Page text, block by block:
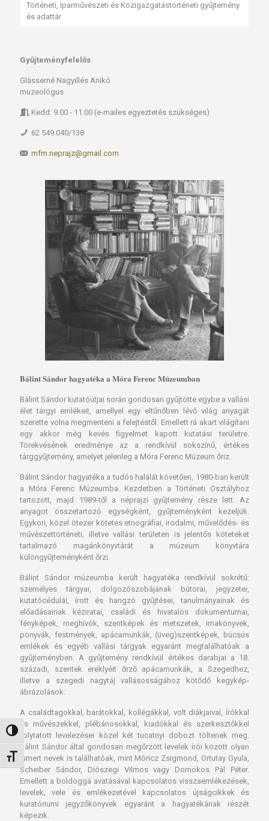
Nagy kontraszt váltása
Betűméret váltása
Történeti, Iparművészeti és Közigazgatástörténeti gyűjtemény
és adattár
Gyűjteményfelelős
Glässerné Nagyillés Anikó
muzeológus
Kedd: 9.00 - 11.00 (e-mailes egyeztetés szükséges)
62 549 040/138
mfm.neprajz@gmail.com
Bálint Sándor hagyatéka a Móra Ferenc Múzeumban
Bálint Sándor kutatóútjai során gondosan gyűjtötte egybe a vallási
élet tárgyi emlékeit, amellyel egy eltűnőben lévő világ anyagát
szerette volna megmenteni a felejtéstől. Emellett rá akart világítani
egy akkor még kevés figyelmet kapott kutatási területre.
Törekvésének eredménye az a rendkívül sokszínű, értékes
tárggyűjtemény, amelyet jelenleg a Móra Ferenc Múzeum őriz.
Bálint Sándor hagyatéka a tudós halálát követően, 1980-ban került
a Móra Ferenc Múzeumba. Kezdetben a Történeti Osztályhoz
tartozott, majd 1989-től a néprajzi gyűjtemény része lett. Az
anyagot összetartozó egységként, gyűjteményként kezeljük.
Egykori, közel ötezer kötetes etnográfiai, irodalmi, művelődés- és
művészettörténeti, illetve vallási területen is jelentős köteteket
tartalmazó magánkönyvtárát a múzeum könyvtára
különgyűjteményként őrzi.
Bálint Sándor múzeumba került hagyatéka rendkívül sokrétű:
személyes tárgyai, dolgozószobájának bútorai, jegyzetei,
kutatócédulái, írott és hangzó gyűjtései, tanulmányainak és
előadásainak kéziratai, családi és hivatalos dokumentumai,
fényképek, meghívók, szentképek és metszetek, imakönyvek,
ponyvák, festmények, apácamunkák, (üveg)szentképek, búcsús
emlékek és egyéb vallási tárgyak egyaránt megtalálhatóak a
gyűjteményben. A gyűjtemény rendkívül értékes darabjai a 18.
századi, szentek ereklyéit őrző apácamunkák, a Szegedhez,
illetve a szegedi nagytáj vallásosságához kötődő kegykép-
ábrázolások.
A családtagokkal, barátokkal, kollégákkal, volt diákjaival, írókkal
és művészekkel, plébánosokkal, kiadókkal és szerkesztőkkel
folytatott levelezései közel két tucatnyi dobozt töltenek meg.
Bálint Sándor által gondosan megőrzött levelek írói között olyan
ismert nevek is találhatóak, mint Móricz Zsigmond, Ortutay Gyula,
Scheiber Sándor, Diószegi Vilmos vagy Domokos Pál Péter.
Emellett a boldoggá avatásával kapcsolatos visszaemlékezések,
levelek, vele és emlékezetével kapcsolatos újságcikkek és
kuratóriumi jegyzőkönyvek egyaránt a hagyatékának részét
képezik.